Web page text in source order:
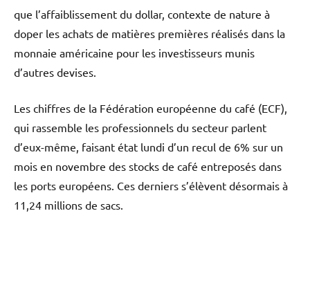
que l’affaiblissement du dollar, contexte de nature à
doper les achats de matières premières réalisés dans la
monnaie américaine pour les investisseurs munis
d’autres devises.
Les chiffres de la Fédération européenne du café (ECF),
qui rassemble les professionnels du secteur parlent
d’eux-même, faisant état lundi d’un recul de 6% sur un
mois en novembre des stocks de café entreposés dans
les ports européens. Ces derniers s’élèvent désormais à
11,24 millions de sacs.